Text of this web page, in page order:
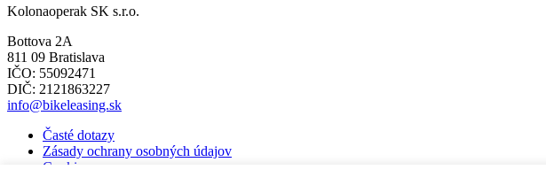
Kolonaoperak SK s.r.o.
Bottova 2A
811 09 Bratislava
IČO: 55092471
DIČ: 2121863227
info@bikeleasing.sk
Časté dotazy
Zásady ochrany osobných údajov
Cookies